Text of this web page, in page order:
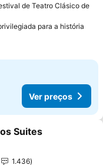
de Teatro Clásico de
para a história
Ver preços
aos favoritos
Suites
1.436